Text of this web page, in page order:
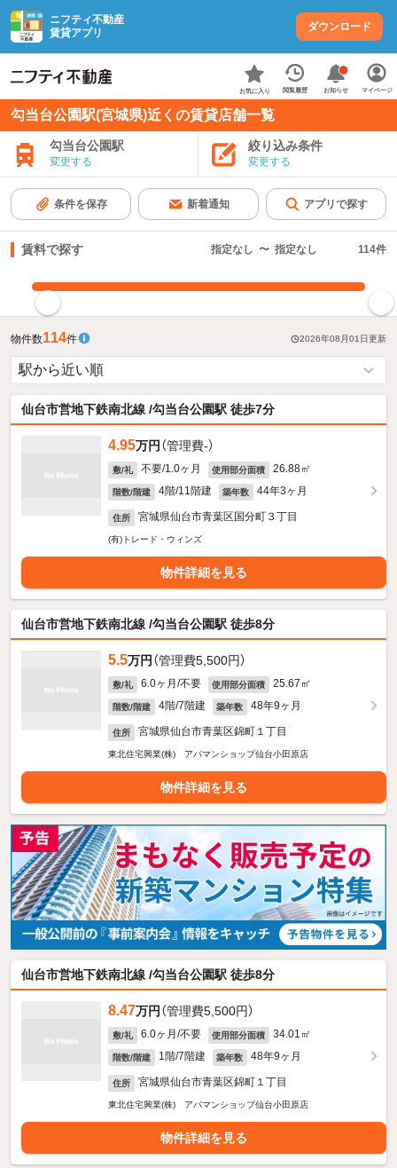
ニフティ不動産
賃貸アプリ
ダウンロード
お気に入り 閲覧履歴 お知らせ マイページ
勾当台公園駅(宮城県)近くの賃貸店舗一覧
勾当台公園駅
変更する
絞り込み条件
変更する
条件を保存 新着通知 アプリで探す
賃料で探す 指定なし 〜 指定なし 114件
物件数114件 2026年08月01日更新
仙台市営地下鉄南北線 /勾当台公園駅 徒歩7分
4.95万円 （管理費-）
敷/礼 不要/1.0ヶ月 使用部分面積 26.88㎡
階数/階建 4階/11階建 築年数 44年3ヶ月
住所 宮城県仙台市青葉区国分町３丁目
(有)トレード・ウィンズ
物件詳細を見る
仙台市営地下鉄南北線 /勾当台公園駅 徒歩8分
5.5万円 （管理費5,500円）
敷/礼 6.0ヶ月/不要 使用部分面積 25.67㎡
階数/階建 4階/7階建 築年数 48年9ヶ月
住所 宮城県仙台市青葉区錦町１丁目
東北住宅興業(株) アパマンショップ仙台小田原店
物件詳細を見る
仙台市営地下鉄南北線 /勾当台公園駅 徒歩8分
8.47万円 （管理費5,500円）
敷/礼 6.0ヶ月/不要 使用部分面積 34.01㎡
階数/階建 1階/7階建 築年数 48年9ヶ月
住所 宮城県仙台市青葉区錦町１丁目
東北住宅興業(株) アパマンショップ仙台小田原店
物件詳細を見る